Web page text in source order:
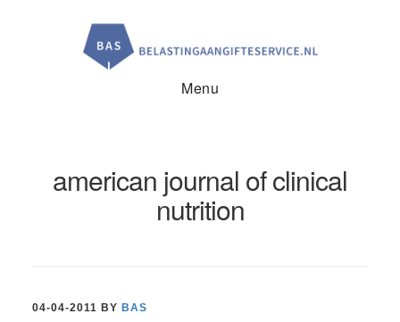
Menu
american journal of clinical
nutrition
04-04-2011 BY BAS